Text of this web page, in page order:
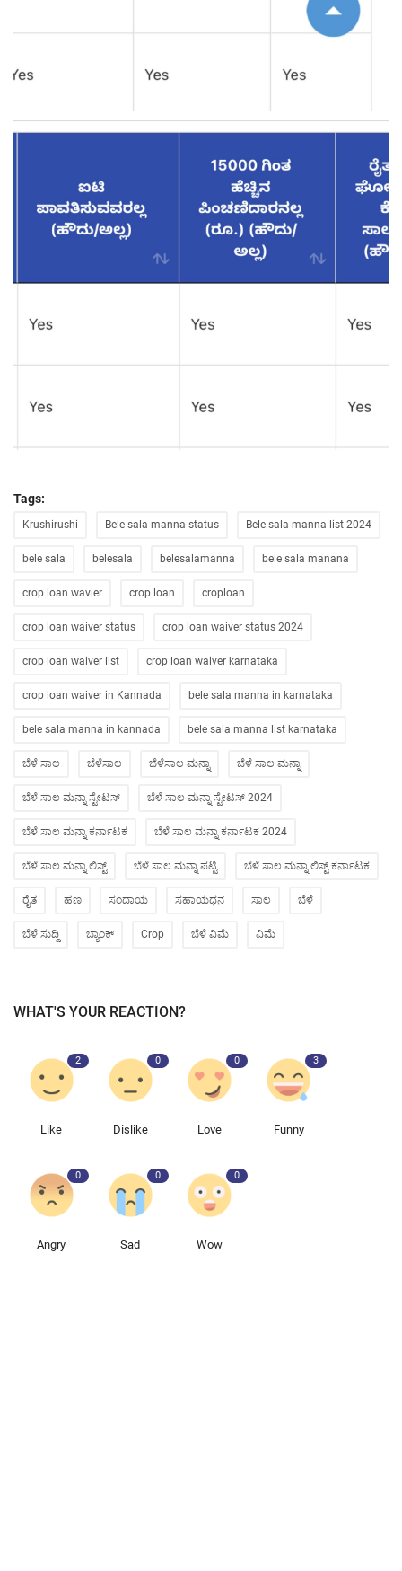
Tags:
Krushirushi Bele sala manna status Bele sala manna list 2024
bele sala belesala belesalamanna bele sala manana
crop loan wavier crop loan croploan
crop loan waiver status crop loan waiver status 2024
crop loan waiver list crop loan waiver karnataka
crop loan waiver in Kannada bele sala manna in karnataka
bele sala manna in kannada bele sala manna list karnataka
ಬೆಳೆ ಸಾಲ ಬೆಳೆಸಾಲ ಬೆಳೆಸಾಲ ಮನ್ನಾ ಬೆಳೆ ಸಾಲ ಮನ್ನಾ
ಬೆಳೆ ಸಾಲ ಮನ್ನಾ ಸ್ಟೇಟಸ್ ಬೆಳೆ ಸಾಲ ಮನ್ನಾ ಸ್ಟೇಟಸ್ 2024
ಬೆಳೆ ಸಾಲ ಮನ್ನಾ ಕರ್ನಾಟಕ ಬೆಳೆ ಸಾಲ ಮನ್ನಾ ಕರ್ನಾಟಕ 2024
ಬೆಳೆ ಸಾಲ ಮನ್ನಾ ಲಿಸ್ಟ್ ಬೆಳೆ ಸಾಲ ಮನ್ನಾ ಪಟ್ಟಿ ಬೆಳೆ ಸಾಲ ಮನ್ನಾ ಲಿಸ್ಟ್ ಕರ್ನಾಟಕ
ರೈತ ಹಣ ಸಂದಾಯ ಸಹಾಯಧನ ಸಾಲ ಬೆಳೆ
ಬೆಳೆ ಸುದ್ದಿ ಬ್ಯಾಂಕ್ Crop ಬೆಳೆ ವಿಮೆ ವಿಮೆ
WHAT'S YOUR REACTION?
2
Like
0
Dislike
0
Love
3
Funny
0
Angry
0
Sad
0
Wow